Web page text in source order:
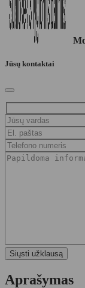
Jūsų kontaktai
Aprašymas